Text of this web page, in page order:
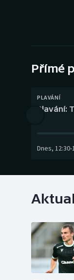
Přímé
PLAVÁNÍ
Plavání:
Dnes, 12:30-